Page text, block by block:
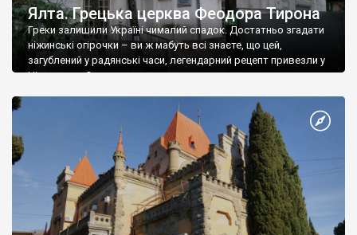
Ялта. Грецька церква Феодора Тирона
Греки залишили Україні чималий спадок. Достатньо згадати
ніжинські огірочки – ви ж мабуть всі знаєте, що цей,
загублений у радянські часи, легендарний рецепт привезли у
Ніжин греки?